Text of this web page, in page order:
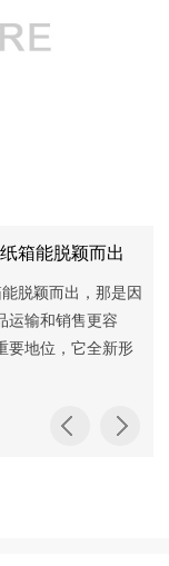
箱能脱颖而出
脱颖而出，那是因
运输和销售更容
要地位，它全新形